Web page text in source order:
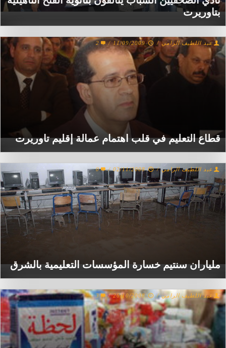
بتاوريرت
قطاع التعليم في قلب اهتمام عمالة إقليم تاوريرت
عبد اللطيف الرامي /
11/09/2009
/
2
ملياران سنتيم خسارة المؤسسات التعليمية بالشرق
عبد اللطيف الرامي /
02/11/2008
/
0
عبد اللطيف الرامي /
26/10/2008
/
3